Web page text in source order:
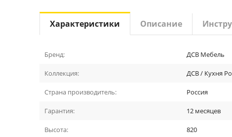
Характеристики Описание
Бренд: ДСВ Мебель
Коллекция: ДСВ / Кухня
Страна производитель: Россия
Гарантия: 12 месяцев
Высота: 820